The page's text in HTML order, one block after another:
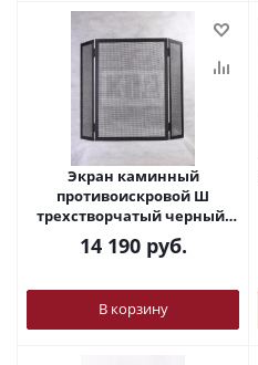
Экран каминный
противоискровой Ш
трехстворчатый черный/
патина
14 190руб.
В корзину